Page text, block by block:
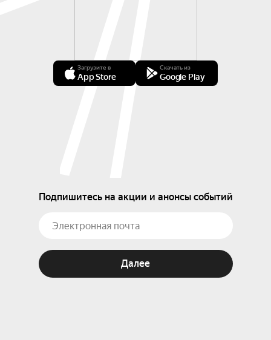
Загрузите в
App Store
Скачать из
Google Play
Подпишитесь на акции и анонсы событий
Далее